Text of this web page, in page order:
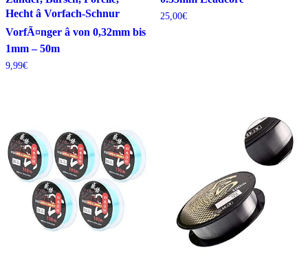
Hecht â Vorfach-Schnur
VorfÃ¤nger â von 0,32mm bis
1mm – 50m
9,99€
25,00€